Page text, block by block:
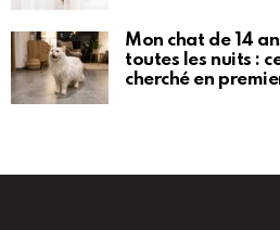
Mon chat de 14
toutes les nuits :
cherché en